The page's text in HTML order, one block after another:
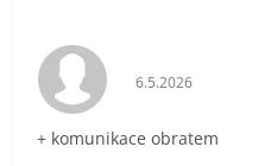
Hodnocení
6.5.2026
+ komunikace obratem